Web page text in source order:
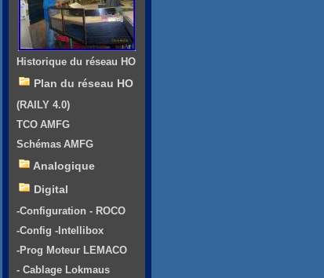
Historique du réseau HO
Plan du réseau HO
(RAILY 4.0)
TCO AMFG
Schémas AMFG
Analogique
Digital
-Configuration - ROCO
-Config -Intellibox
-Prog Moteur LEMACO
- Cablage Lokmaus